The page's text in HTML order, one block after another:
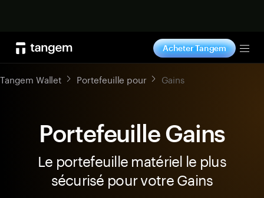
Acheter Tangem
Tangem Wallet Portefeuille pour Gains
Portefeuille Gains
Le portefeuille matériel le plus
sécurisé pour votre Gains